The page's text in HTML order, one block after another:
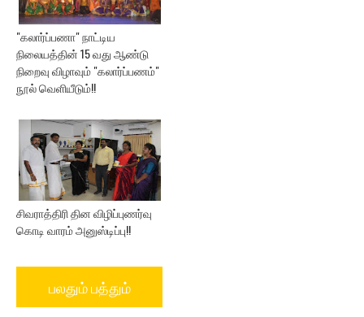
"கலார்ப்பணா" நாட்டிய
நிலையத்தின் 15 வது ஆண்டு
நிறைவு விழாவும் "கலார்ப்பணம்"
நூல் வெளியீடும்!!
சிவராத்திரி தின விழிப்புணர்வு
கொடி வாரம் அனுஸ்டிப்பு!!
பலதும் பத்தும்